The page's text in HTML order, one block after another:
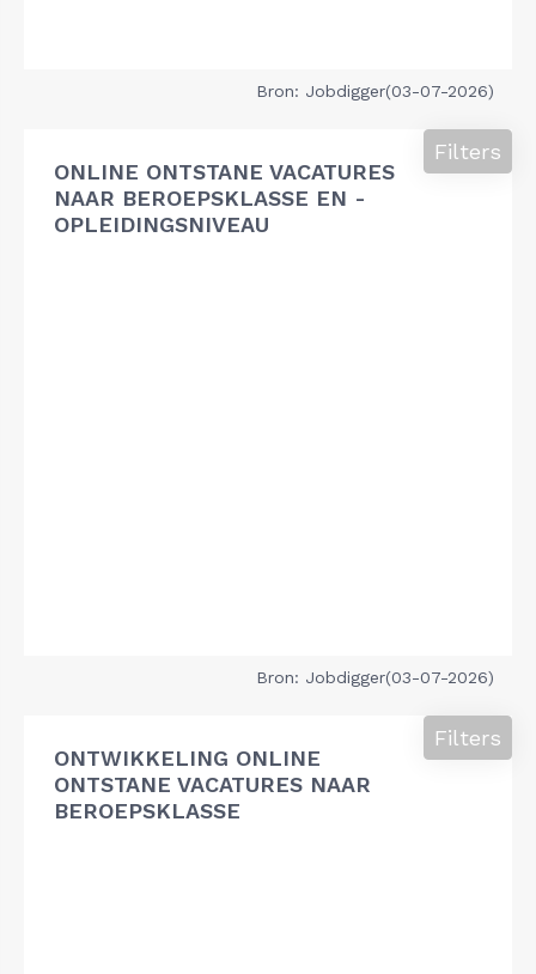
Bron: Jobdigger(03-07-2026)
ONLINE ONTSTANE VACATURES
NAAR BEROEPSKLASSE EN -
OPLEIDINGSNIVEAU
Filters
Bron: Jobdigger(03-07-2026)
ONTWIKKELING ONLINE
ONTSTANE VACATURES NAAR
BEROEPSKLASSE
Filters